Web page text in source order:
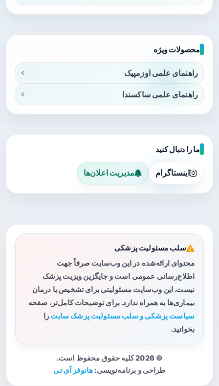
محصولات ویژه
راهنمای علمی اوزمپیک
راهنمای علمی ساکسندا
ما را دنبال کنید
اینستاگرام مدیریت اعلان‌ها
سلب مسئولیت پزشکی
محتوای ارائه‌شده در این وب‌سایت صرفاً جهت
اطلاع‌رسانی عمومی است و جایگزین ویزیت پزشک
نیست. این وب‌سایت مسئولیتی برای تشخیص یا درمان
بیماری‌ها به همراه ندارد. برای توضیحات کامل‌تر، صفحه
سیاست پزشکی و سلب مسئولیت پزشک سایت را
بخوانید.
© 2026 کلیه حقوق محفوظ است.
طراحی و برنامه‌نویسی: هانوفر آی تی